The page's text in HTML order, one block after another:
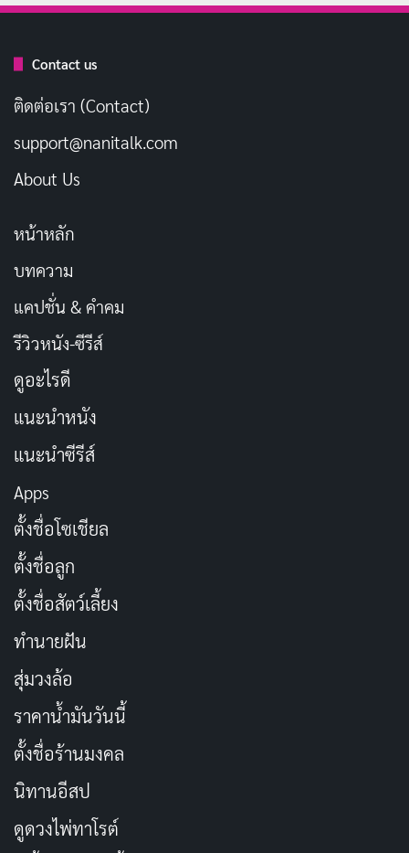
ข้อมูลส่วนตัวของ Kana Momonogi
รายการ
ชื่อในวงการ
ชื่อภาษาอังกฤษ
ชื่อญี่ปุ่น
สัญชาติ
ส่วนสูง
สัดส่วน
อาชีพ
ปีที่เดบิวต์
ค่ายที่เกี่ยวข้อง
สถานะปัจจุบัน
Contact us
ติดต่อเรา (Contact)
support@nanitalk.com
About Us
หน้าหลัก
บทความ
แคปชั่น & คำคม
รีวิวหนัง-ซีรีส์
ดูอะไรดี
แนะนำหนัง
แนะนำซีรีส์
Apps
ตั้งชื่อโซเชียล
ตั้งชื่อลูก
ตั้งชื่อสัตว์เลี้ยง
ทำนายฝัน
สุ่มวงล้อ
ราคาน้ำมันวันนี้
ตั้งชื่อร้านมงคล
นิทานอีสป
ดูดวงไพ่ทาโรต์